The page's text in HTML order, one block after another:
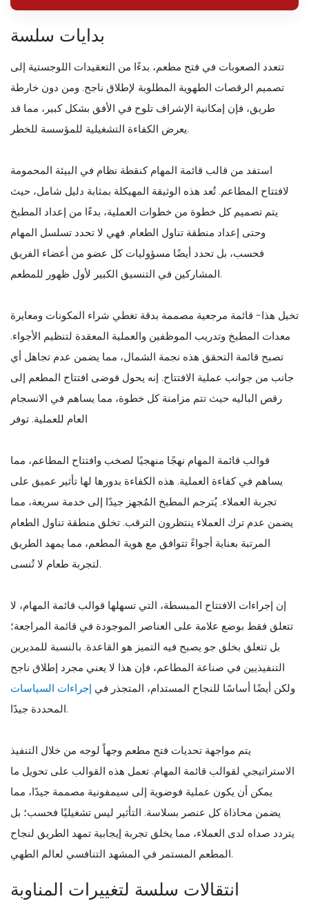
بدايات سلسة
تتعدد الصعوبات في فتح مطعم، بدءًا من التعقيدات اللوجستية إلى
تصميم الرقصات الطهوية المطلوبة لإطلاق ناجح. ومن دون خارطة
طريق، فإن إمكانية الإشراف تلوح في الأفق بشكل كبير، مما قد
يعرض الكفاءة التشغيلية للمؤسسة للخطر.
استفد من قالب قائمة المهام كنقطة نظام في البيئة المحمومة
لافتتاح المطاعم. تُعد هذه الوثيقة المهيكلة بمثابة دليل شامل، حيث
يتم تصميم كل خطوة من خطوات العملية، بدءًا من إعداد المطبخ
وحتى إعداد منطقة تناول الطعام. فهي لا تحدد تسلسل المهام
فحسب، بل تحدد أيضًا مسؤوليات كل عضو من أعضاء الفريق
المشاركين في التنسيق الكبير لأول ظهور للمطعم.
تخيل هذا- قائمة مرجعية مصممة بدقة تغطي شراء المكونات ومعايرة
معدات المطبخ وتدريب الموظفين والعملية المعقدة لتنظيم الأجواء.
تصبح قائمة التحقق هذه نجمة الشمال، مما يضمن عدم تجاهل أي
جانب من جوانب عملية الافتتاح. إنه يحول فوضى افتتاح المطعم إلى
رقص الباليه حيث تتم مزامنة كل خطوة، مما يساهم في الانسجام
العام للعملية. توفر
قوالب قائمة المهام نهجًا منهجيًا لصخب وافتتاح المطاعم، مما
يساهم في كفاءة العملية. هذه الكفاءة بدورها لها تأثير عميق على
تجربة العملاء. يُترجم المطبخ المُجهز جيدًا إلى خدمة سريعة، مما
يضمن عدم ترك العملاء ينتظرون الترقب. تخلق منطقة تناول الطعام
المرتبة بعناية أجواءً تتوافق مع هوية المطعم، مما يمهد الطريق
لتجربة طعام لا تُنسى.
إن إجراءات الافتتاح المبسطة، التي تسهلها قوالب قائمة المهام، لا
تتعلق فقط بوضع علامة على العناصر الموجودة في قائمة المراجعة؛
بل تتعلق بخلق جو يصبح فيه التميز هو القاعدة. بالنسبة للمديرين
التنفيذيين في صناعة المطاعم، فإن هذا لا يعني مجرد إطلاق ناجح
ولكن أيضًا أساسًا للنجاح المستدام، المتجذر في إجراءات السياسات
المحددة جيدًا.
يتم مواجهة تحديات فتح مطعم وجهاً لوجه من خلال التنفيذ
الاستراتيجي لقوالب قائمة المهام. تعمل هذه القوالب على تحويل ما
يمكن أن يكون عملية فوضوية إلى سيمفونية مصممة جيدًا، مما
يضمن محاذاة كل عنصر بسلاسة. التأثير ليس تشغيليًا فحسب؛ بل
يتردد صداه لدى العملاء، مما يخلق تجربة إيجابية تمهد الطريق لنجاح
المطعم المستمر في المشهد التنافسي لعالم الطهي.
انتقالات سلسة لتغييرات المناوبة